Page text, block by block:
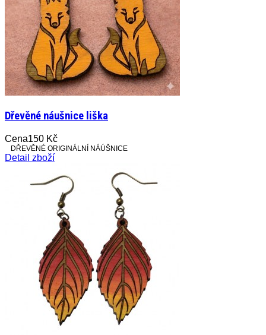
Dřevěné náušnice liška
Cena150 Kč
DŘEVĚNÉ ORIGINÁLNÍ NÁÚŠNICE
Detail zboží